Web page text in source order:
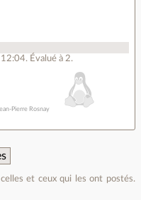
12:04. Évalué à 2.
Pierre Rosnay
et ceux qui les ont postés.